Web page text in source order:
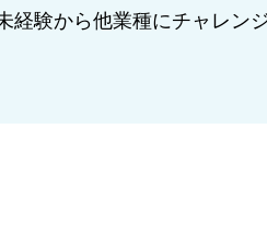
経験から他業種にチャレン